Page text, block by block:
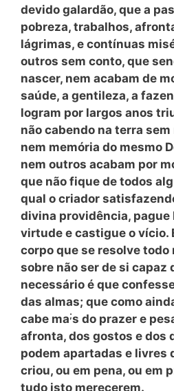
devido galardão, que a
pobreza, trabalhos,
lágrimas, e contínuas
outros sem conto, que
nascer, nem acabam de
saúde, a gentileza, a
logram por largos anos
não cabendo na terra
nem memória do mesmo
nem outros acabam por
que não fique de todos
qual o criador
divina providência,
virtude e castigue o vício.
corpo que se resolve todo
sobre não ser de si capaz
necessário é que
das almas; que como
cabe ma;s do prazer e
afronta, dos gostos e dos
podem apartadas e livres
criou, ou em pena, ou em
tudo isto merecerem.